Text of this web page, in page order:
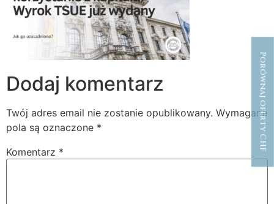
Porównaj oferty CHF
Dodaj komentarz
Twój adres email nie zostanie opublikowany. Wymagane
pola są oznaczone *
Komentarz *